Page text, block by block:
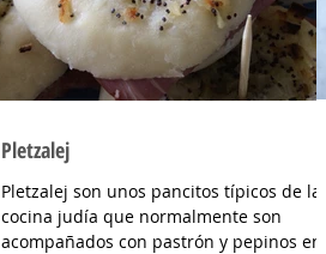
Pletzalej
Pletzalej son unos pancitos típicos de la
cocina judía que normalmente son
acompañados con pastrón y pepinos en